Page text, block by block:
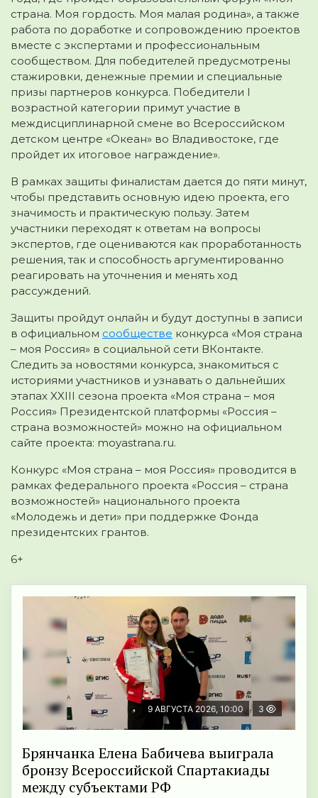
страна. Моя гордость. Моя малая родина», а также
работа по доработке и сопровождению проектов
вместе с экспертами и профессиональным
сообществом. Для победителей предусмотрены
стажировки, денежные премии и специальные
призы партнеров конкурса. Победители I
возрастной категории примут участие в
междисциплинарной смене во Всероссийском
детском центре «Океан» во Владивостоке, где
пройдет их итоговое награждение».
В рамках защиты финалистам дается до пяти минут,
чтобы представить основную идею проекта, его
значимость и практическую пользу. Затем
участники переходят к ответам на вопросы
экспертов, где оцениваются как проработанность
решения, так и способность аргументированно
реагировать на уточнения и менять ход
рассуждений.
Защиты пройдут онлайн и будут доступны в записи
в официальном сообществе конкурса «Моя страна
– моя Россия» в социальной сети ВКонтакте.
Следить за новостями конкурса, знакомиться с
историями участников и узнавать о дальнейших
этапах XXIII сезона проекта «Моя страна – моя
Россия» Президентской платформы «Россия –
страна возможностей» можно на официальном
сайте проекта: moyastrana.ru.
Конкурс «Моя страна – моя Россия» проводится в
рамках федерального проекта «Россия – страна
возможностей» национального проекта
«Молодежь и дети» при поддержке Фонда
президентских грантов.
6+
9 АВГУСТА 2026, 10:00 3
Брянчанка Елена Бабичева выиграла
бронзу Всероссийской Спартакиады
между субъектами РФ